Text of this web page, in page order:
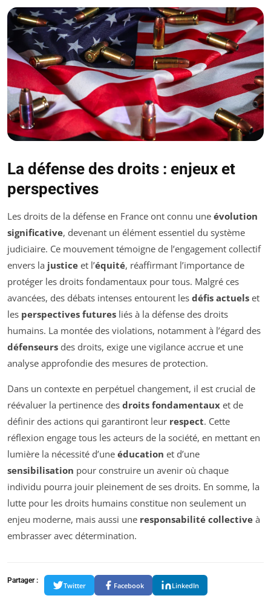
La défense des droits : enjeux et
perspectives
Les droits de la défense en France ont connu une évolution
significative, devenant un élément essentiel du système
judiciaire. Ce mouvement témoigne de l’engagement collectif
envers la justice et l’équité, réaffirmant l’importance de
protéger les droits fondamentaux pour tous. Malgré ces
avancées, des débats intenses entourent les défis actuels et
les perspectives futures liés à la défense des droits
humains. La montée des violations, notamment à l’égard des
défenseurs des droits, exige une vigilance accrue et une
analyse approfondie des mesures de protection.
Dans un contexte en perpétuel changement, il est crucial de
réévaluer la pertinence des droits fondamentaux et de
définir des actions qui garantiront leur respect. Cette
réflexion engage tous les acteurs de la société, en mettant en
lumière la nécessité d’une éducation et d’une
sensibilisation pour construire un avenir où chaque
individu pourra jouir pleinement de ses droits. En somme, la
lutte pour les droits humains constitue non seulement un
enjeu moderne, mais aussi une responsabilité collective à
embrasser avec détermination.
Partager :
Twitter Facebook LinkedIn